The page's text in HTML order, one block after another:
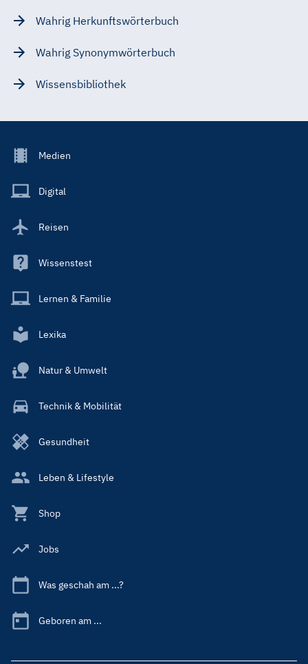
Wahrig Herkunftswörterbuch
Wahrig Synonymwörterbuch
Wissensbibliothek
Footer
Main
Medien
Digital
Reisen
Wissenstest
Lernen & Familie
Lexika
Natur & Umwelt
Technik & Mobilität
Gesundheit
Leben & Lifestyle
Shop
Jobs
Was geschah am ...?
Geboren am ...